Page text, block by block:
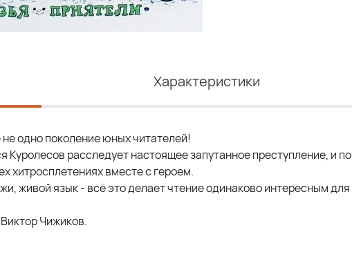
Характеристики
одно поколение юных читателей!
расследует настоящее запутанное преступление, и по
хитросплетениях вместе с героем.
живой язык - всё это делает чтение одинаково интересным для
Чижиков.